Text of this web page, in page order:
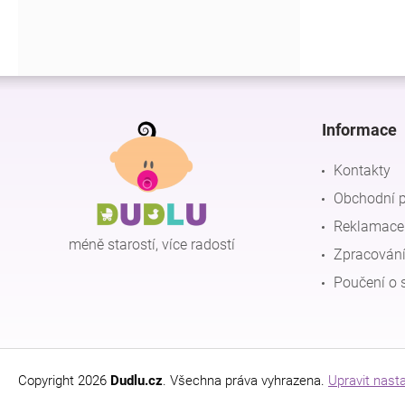
Z
méně starostí, více radostí
Informace
Kontakty
Obchodní
Poučení o
Copyright 2026 Dudlu.cz. Všechna práva vyhrazena. Upravit